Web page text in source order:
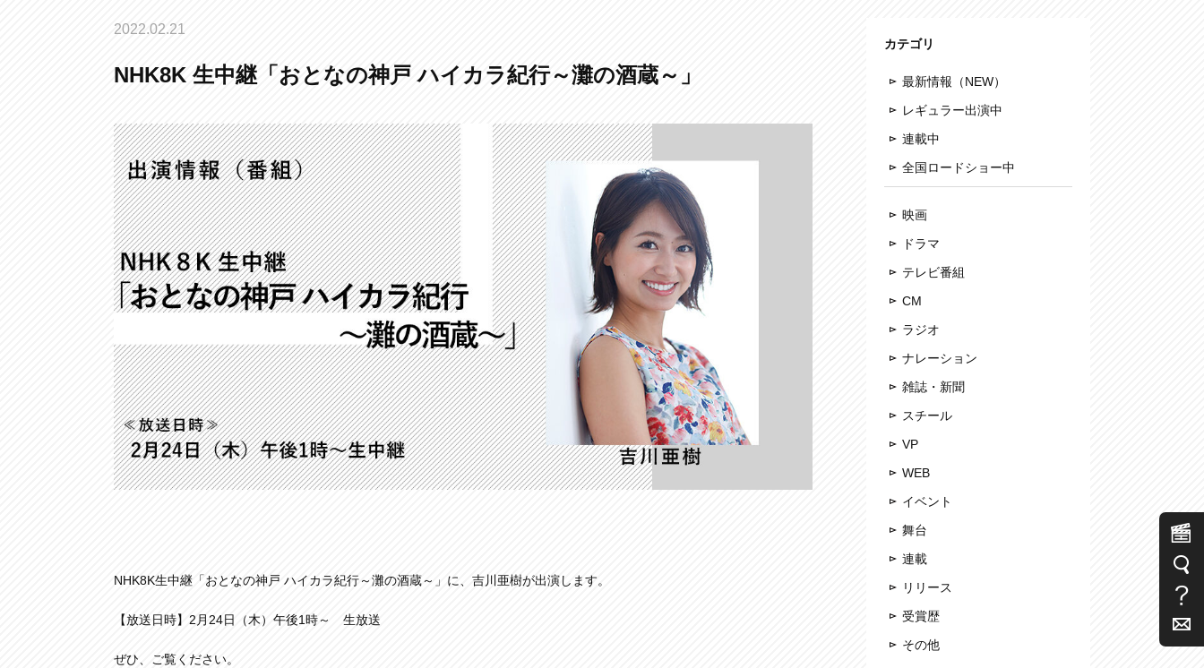
2022.02.21
NHK8K 生中継「おとなの神戸 ハイカラ紀行～灘の酒蔵～」
NHK8K生中継「おとなの神戸 ハイカラ紀行～灘の酒蔵～」に、吉川亜樹が出演します。
【放送日時】2月24日（木）午後1時～ 生放送
ぜひ、ご覧ください。
カテゴリ
最新情報（NEW）
レギュラー出演中
連載中
全国ロードショー中
映画
ドラマ
テレビ番組
CM
ラジオ
ナレーション
雑誌・新聞
スチール
VP
WEB
イベント
舞台
連載
リリース
受賞歴
その他